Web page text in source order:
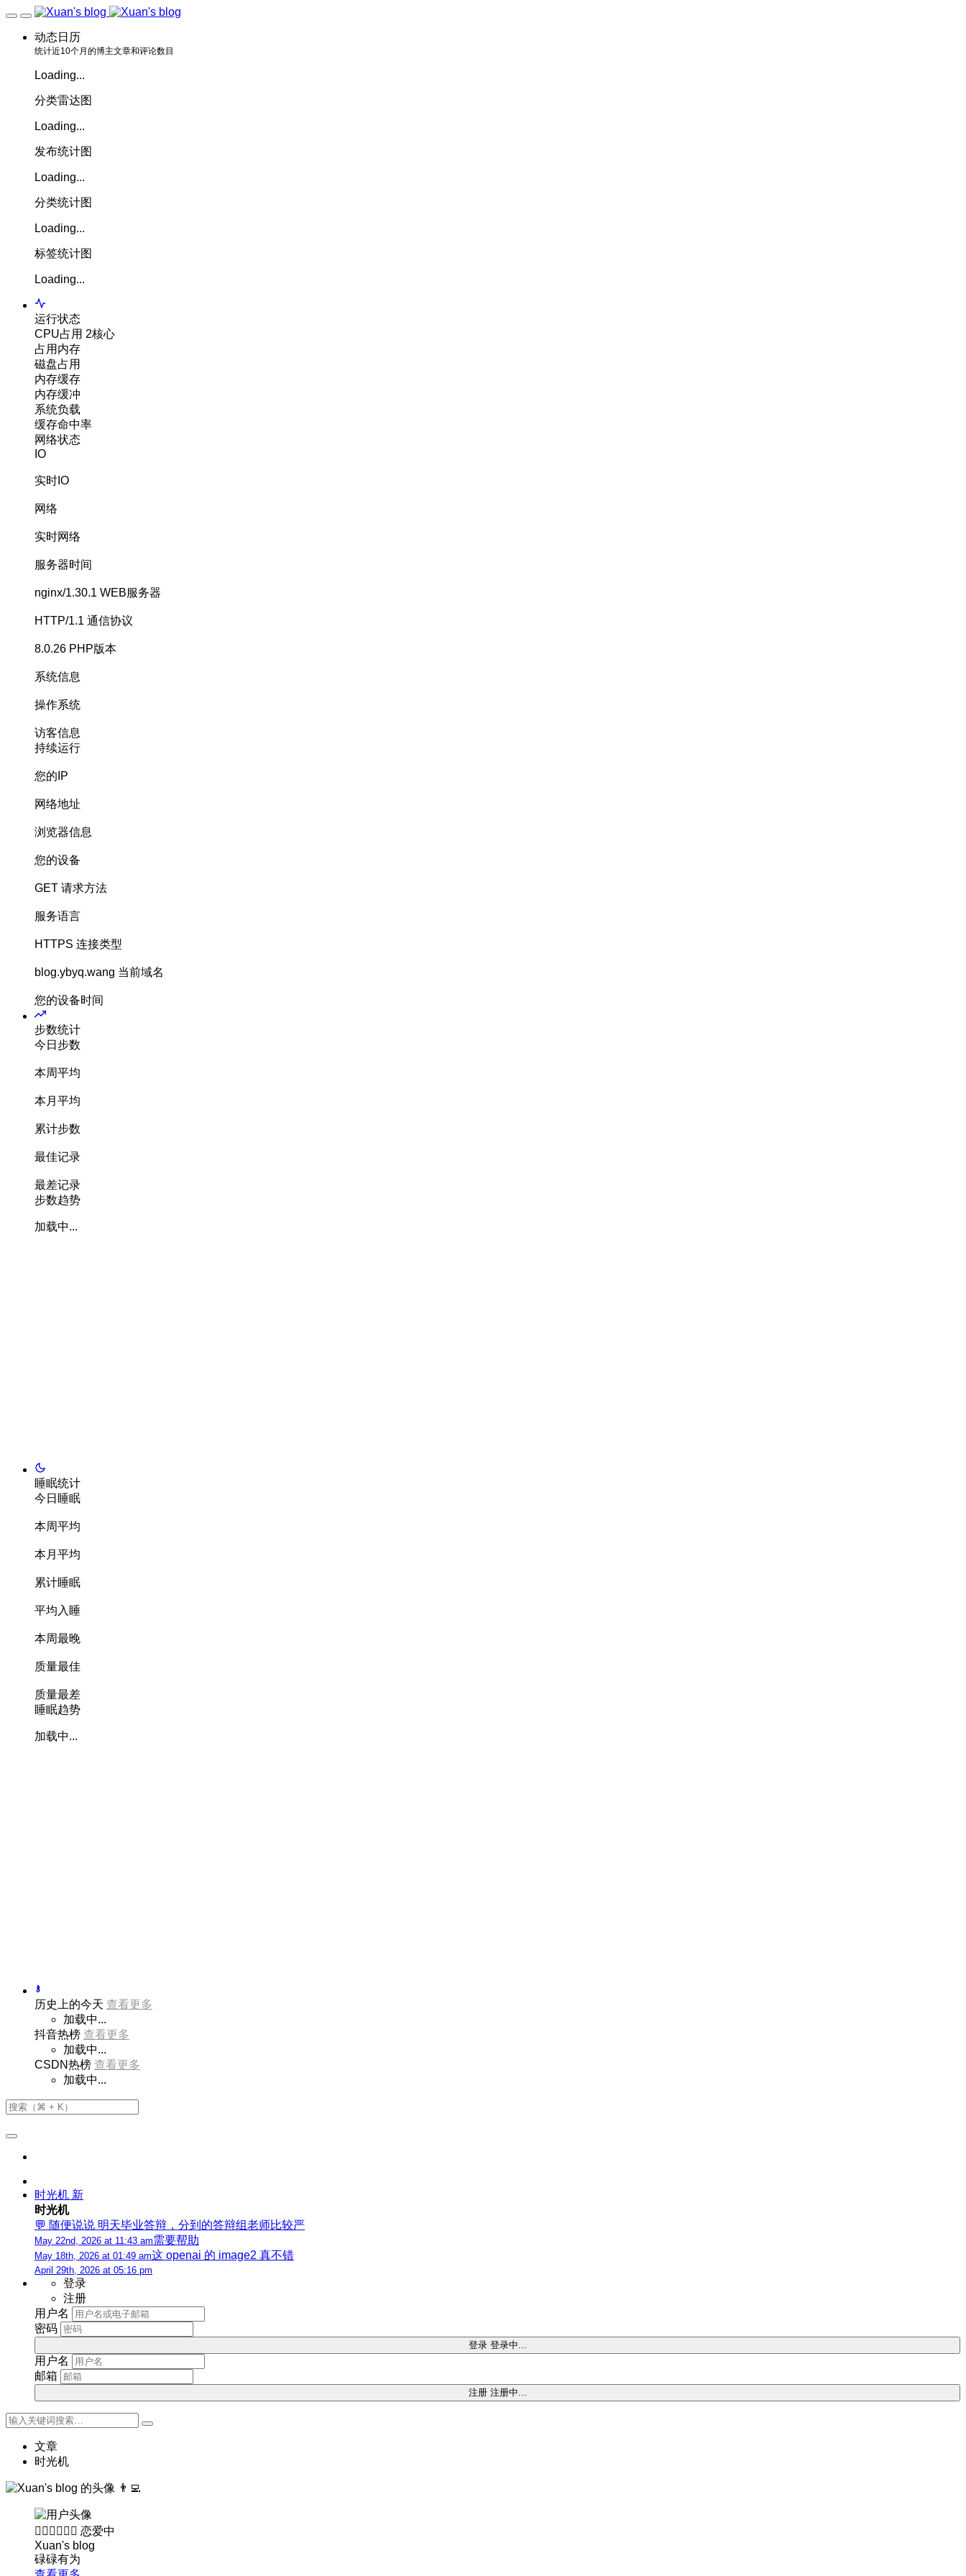
动态日历
统计近10个月的博主文章和评论数目
Loading...
分类雷达图
Loading...
发布统计图
Loading...
分类统计图
Loading...
标签统计图
Loading...
运行状态
CPU占用 2核心
占用内存
磁盘占用
内存缓存
内存缓冲
系统负载
缓存命中率
网络状态
IO
实时IO
网络
实时网络
服务器时间
nginx/1.30.1 WEB服务器
HTTP/1.1 通信协议
8.0.26 PHP版本
系统信息
操作系统
访客信息
持续运行
您的IP
网络地址
浏览器信息
您的设备
GET 请求方法
服务语言
HTTPS 连接类型
blog.ybyq.wang 当前域名
您的设备时间
步数统计
今日步数
本周平均
本月平均
累计步数
最佳记录
最差记录
步数趋势
加载中...
睡眠统计
今日睡眠
本周平均
本月平均
累计睡眠
平均入睡
本周最晚
质量最佳
质量最差
睡眠趋势
加载中...
历史上的今天 查看更多
加载中...
抖音热榜 查看更多
加载中...
CSDN热榜 查看更多
加载中...
时光机 新
时光机
💬 随便说说 明天毕业答辩，分到的答辩组老师比较严
May 22nd, 2026 at 11:43 am需要帮助
May 18th, 2026 at 01:49 am这 openai 的 image2 真不错
April 29th, 2026 at 05:16 pm
登录
注册
用户名
密码
登录 登录中...
用户名
邮箱
注册 注册中...
文章
时光机
👨‍💻
👨🏻‍❤️‍💋‍👩🏻 恋爱中
Xuan's blog
碌碌有为